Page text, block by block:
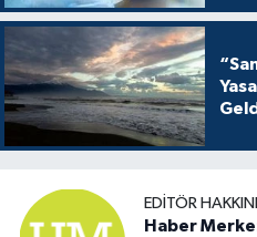
EDITÖR
Haber